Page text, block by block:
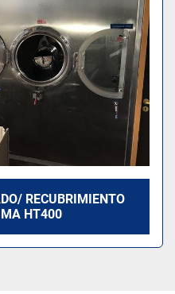
RECUBRIMIENTO
HT400